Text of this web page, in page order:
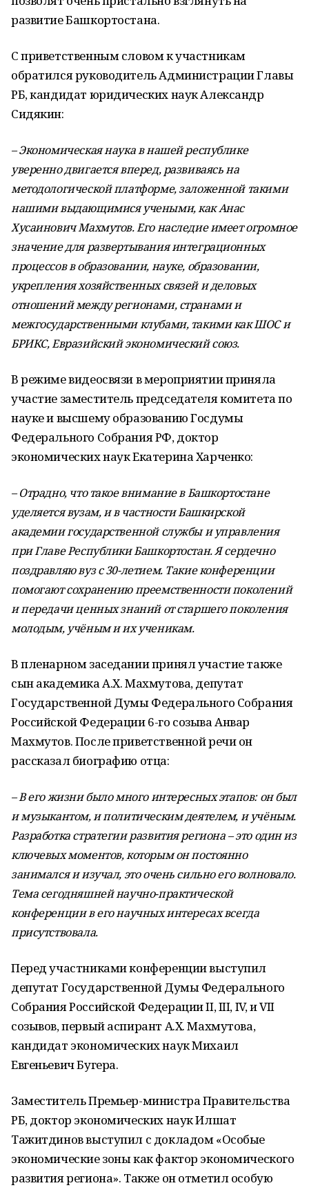
развитие Башкортостана.
С приветственным словом к участникам
обратился руководитель Администрации Главы
РБ, кандидат юридических наук Александр
Сидякин:
– Экономическая наука в нашей республике
уверенно двигается вперед, развиваясь на
методологической платформе, заложенной такими
нашими выдающимися учеными, как Анас
Хусаинович Махмутов. Его наследие имеет огромное
значение для развертывания интеграционных
процессов в образовании, науке, образовании,
укрепления хозяйственных связей и деловых
отношений между регионами, странами и
межгосударственными клубами, такими как ШОС и
БРИКС, Евразийский экономический союз.
В режиме видеосвязи в мероприятии приняла
участие заместитель председателя комитета по
науке и высшему образованию Госдумы
Федерального Собрания РФ, доктор
экономических наук Екатерина Харченко:
– Отрадно, что такое внимание в Башкортостане
уделяется вузам, и в частности Башкирской
академии государственной службы и управления
при Главе Республики Башкортостан. Я сердечно
поздравляю вуз с 30-летием. Такие конференции
помогают сохранению преемственности поколений
и передачи ценных знаний от старшего поколения
молодым, учёным и их ученикам.
В пленарном заседании принял участие также
сын академика А.Х. Махмутова, депутат
Государственной Думы Федерального Собрания
Российской Федерации 6-го созыва Анвар
Махмутов. После приветственной речи он
рассказал биографию отца:
– В его жизни было много интересных этапов: он был
и музыкантом, и политическим деятелем, и учёным.
Разработка стратегии развития региона – это один из
ключевых моментов, которым он постоянно
занимался и изучал, это очень сильно его волновало.
Тема сегодняшней научно-практической
конференции в его научных интересах всегда
присутствовала.
Перед участниками конференции выступил
депутат Государственной Думы Федерального
Собрания Российской Федерации II, III, IV, и VII
созывов, первый аспирант А.Х. Махмутова,
кандидат экономических наук Михаил
Евгеньевич Бугера.
Заместитель Премьер-министра Правительства
РБ, доктор экономических наук Илшат
Тажитдинов выступил с докладом «Особые
экономические зоны как фактор экономического
развития региона». Также он отметил особую